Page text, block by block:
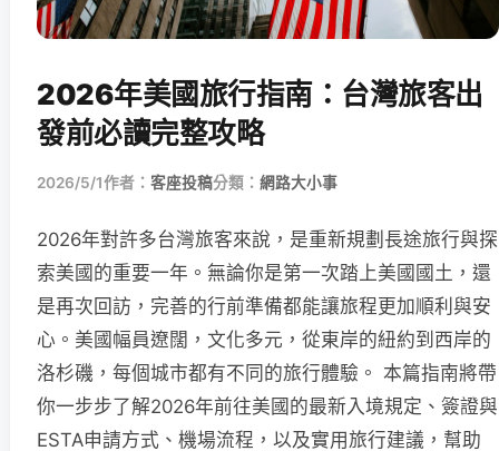
2026年美國旅行指南：台灣旅客出
發前必讀完整攻略
2026/5/1作者： 客座投稿分類： 網路大小事
2026年對許多台灣旅客來說，是重新規劃長途旅行與探
索美國的重要一年。無論你是第一次踏上美國國土，還
是再次回訪，完善的行前準備都能讓旅程更加順利與安
心。美國幅員遼闊，文化多元，從東岸的紐約到西岸的
洛杉磯，每個城市都有不同的旅行體驗。 本篇指南將帶
你一步步了解2026年前往美國的最新入境規定、簽證與
ESTA申請方式、機場流程，以及實用旅行建議，幫助